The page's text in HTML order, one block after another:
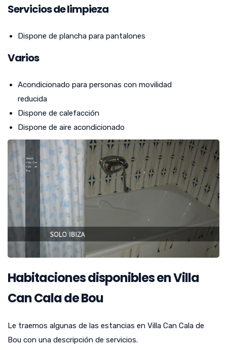
Servicios de limpieza
Dispone de plancha para pantalones
Varios
Acondicionado para personas con movilidad
reducida
Dispone de calefacción
Dispone de aire acondicionado
Habitaciones disponibles en Villa
Can Cala de Bou
Le traemos algunas de las estancias en Villa Can Cala de
Bou con una descripción de servicios.